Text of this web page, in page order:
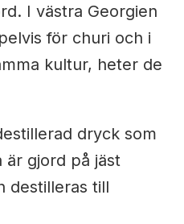
I västra Georgien
för churi och i
kultur, heter de
dryck som
är gjord på jäst
destilleras till